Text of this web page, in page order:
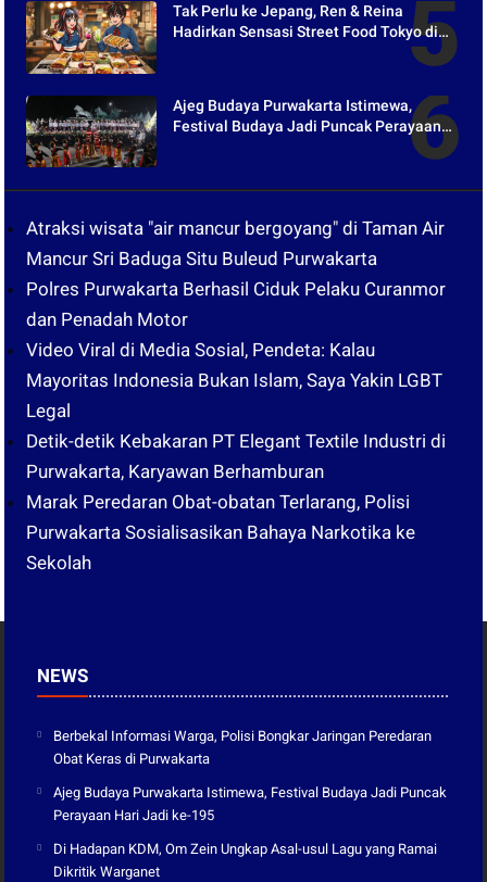
Tak Perlu ke Jepang, Ren & Reina
Hadirkan Sensasi Street Food Tokyo di
Ajeg Budaya Purwakarta Istimewa,
Festival Budaya Jadi Puncak Perayaan
Atraksi wisata "air mancur bergoyang" di Taman Air
Mancur Sri Baduga Situ Buleud Purwakarta
Polres Purwakarta Berhasil Ciduk Pelaku Curanmor
dan Penadah Motor
Video Viral di Media Sosial, Pendeta: Kalau
Mayoritas Indonesia Bukan Islam, Saya Yakin LGBT
Legal
Detik-detik Kebakaran PT Elegant Textile Industri di
Purwakarta, Karyawan Berhamburan
Marak Peredaran Obat-obatan Terlarang, Polisi
Purwakarta Sosialisasikan Bahaya Narkotika ke
Sekolah
NEWS
Berbekal Informasi Warga, Polisi Bongkar Jaringan Peredaran
Obat Keras di Purwakarta
Ajeg Budaya Purwakarta Istimewa, Festival Budaya Jadi Puncak
Perayaan Hari Jadi ke-195
Di Hadapan KDM, Om Zein Ungkap Asal-usul Lagu yang Ramai
Dikritik Warganet